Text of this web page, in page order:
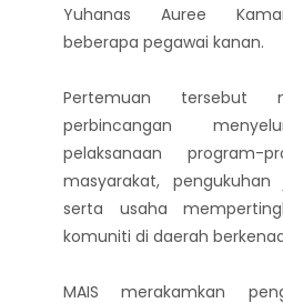
Yuhanas Auree
beberapa pegawai kanan.
Pertemuan tersebut
perbincangan
pelaksanaan program-
masyarakat, pengukuhan
serta usaha
komuniti di daerah
MAIS merakamkan